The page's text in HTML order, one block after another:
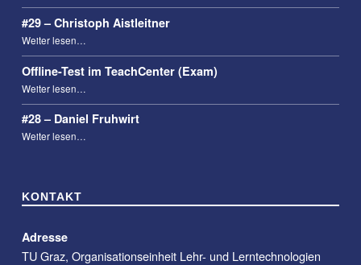
#29 – Christoph Aistleitner
Weiter lesen…
Offline-Test im TeachCenter (Exam)
Weiter lesen…
#28 – Daniel Fruhwirt
Weiter lesen…
KONTAKT
Adresse
TU Graz, Organisationseinheit Lehr- und Lerntechnologien